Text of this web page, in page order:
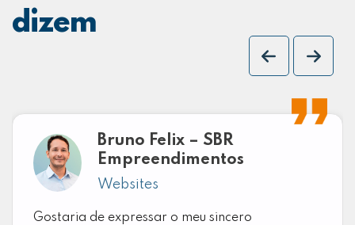
dizem
Bruno Felix – SBR
Empreendimentos
Websites
Gostaria de expressar o meu sincero